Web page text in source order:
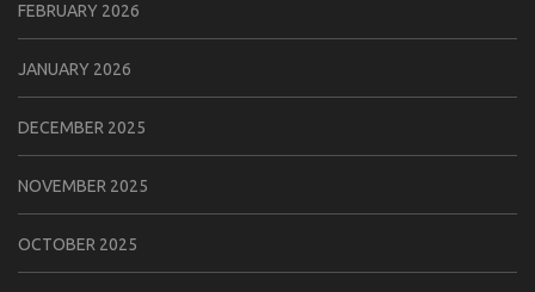
FEBRUARY 2026
JANUARY 2026
DECEMBER 2025
NOVEMBER 2025
OCTOBER 2025